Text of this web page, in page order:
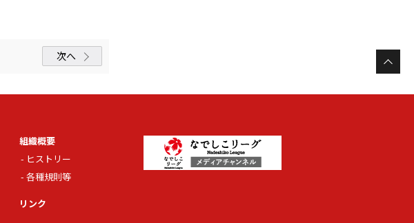
次へ
組織概要
ヒストリー
各種規則等
リンク